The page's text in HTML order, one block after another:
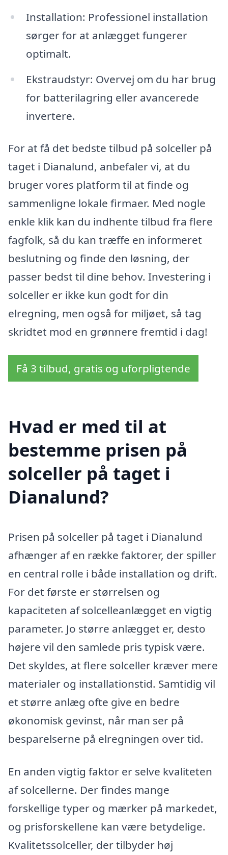
Installation: Professionel installation
sørger for at anlægget fungerer
optimalt.
Ekstraudstyr: Overvej om du har brug
for batterilagring eller avancerede
invertere.
For at få det bedste tilbud på solceller på
taget i Dianalund, anbefaler vi, at du
bruger vores platform til at finde og
sammenligne lokale firmaer. Med nogle
enkle klik kan du indhente tilbud fra flere
fagfolk, så du kan træffe en informeret
beslutning og finde den løsning, der
passer bedst til dine behov. Investering i
solceller er ikke kun godt for din
elregning, men også for miljøet, så tag
skridtet mod en grønnere fremtid i dag!
Få 3 tilbud, gratis og uforpligtende
Hvad er med til at
bestemme prisen på
solceller på taget i
Dianalund?
Prisen på solceller på taget i Dianalund
afhænger af en række faktorer, der spiller
en central rolle i både installation og drift.
For det første er størrelsen og
kapaciteten af solcelleanlægget en vigtig
parameter. Jo større anlægget er, desto
højere vil den samlede pris typisk være.
Det skyldes, at flere solceller kræver mere
materialer og installationstid. Samtidig vil
et større anlæg ofte give en bedre
økonomisk gevinst, når man ser på
besparelserne på elregningen over tid.
En anden vigtig faktor er selve kvaliteten
af solcellerne. Der findes mange
forskellige typer og mærker på markedet,
og prisforskellene kan være betydelige.
Kvalitetssolceller, der tilbyder høj